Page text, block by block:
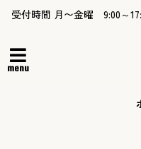
受付時間 月〜金曜 9:00～
menu